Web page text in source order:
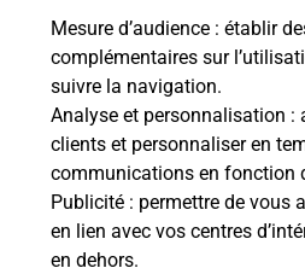
Mesure d’audience : établir
complémentaires sur
suivre la navigation.
Analyse et personnalisation :
clients et personnaliser en
communications en fonction
Publicité : permettre de vous
en lien avec vos centres
en dehors.
La Poste
en ligne
Ouvert 24h/24
En savoir plus